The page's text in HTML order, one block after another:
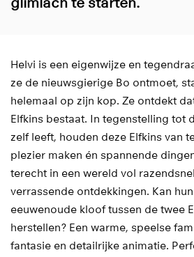
Helvi is een eigenwijze en
ze de nieuwsgierige Bo ontmoet,
helemaal op zijn kop. Ze ontdekt
Elfkins bestaat. In tegenstelling tot
zelf leeft, houden deze Elfkins van
plezier maken én spannende
terecht in een wereld vol
verrassende ontdekkingen. Kan
eeuwenoude kloof tussen de twee
herstellen? Een warme, speelse
fantasie en detailrijke animatie.